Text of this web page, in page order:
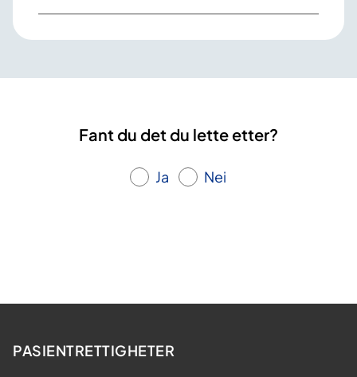
Fant du det du lette etter?
Ja Nei
PASIENTRETTIGHETER